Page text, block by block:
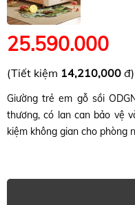
25.590.000
(Tiết kiệm 14,210,000 đ)
Giường trẻ em gỗ sồi
thương, có lan can bảo vệ
kiệm không gian cho phòng